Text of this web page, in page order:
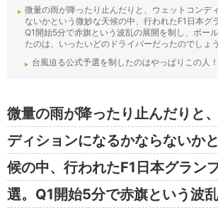
微量の雨が降ったり止んだりと、ウェットコンデ
ないかという微妙な天候の中、行われたF1日本グ
Q1開始5分で赤旗という波乱の展開を制し、ポー
たのは、いったいどのドライバーだったのでしょ
台風迫る公式予選を制したのはやっぱりこの人！
微量の雨が降ったり止んだりと
ディションになるかならないか
候の中、行われたF1日本グラン
選。Q1開始5分で赤旗という波